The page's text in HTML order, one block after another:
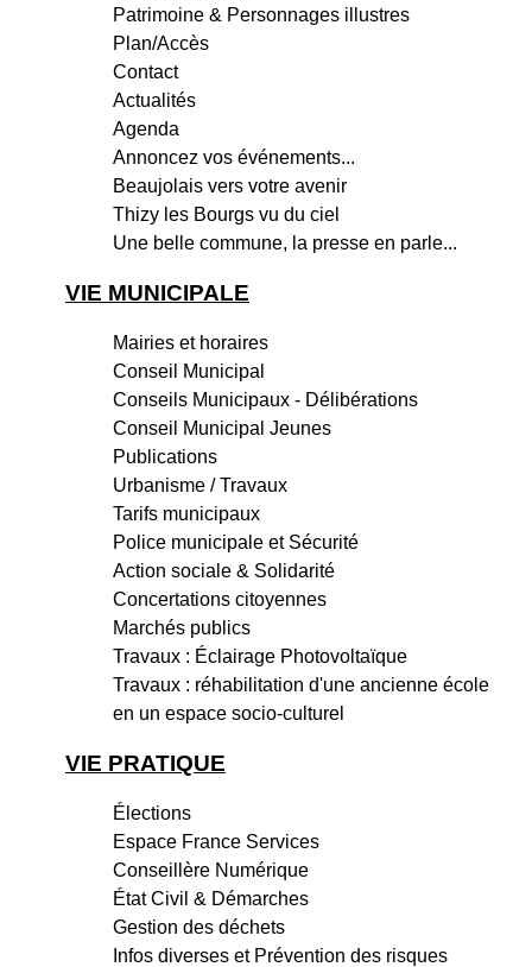
Patrimoine & Personnages illustres
Plan/Accès
Contact
Actualités
Agenda
Annoncez vos événements...
Beaujolais vers votre avenir
Thizy les Bourgs vu du ciel
Une belle commune, la presse en parle...
VIE MUNICIPALE
Mairies et horaires
Conseil Municipal
Conseils Municipaux - Délibérations
Conseil Municipal Jeunes
Publications
Urbanisme / Travaux
Tarifs municipaux
Police municipale et Sécurité
Action sociale & Solidarité
Concertations citoyennes
Marchés publics
Travaux : Éclairage Photovoltaïque
Travaux : réhabilitation d'une ancienne école
en un espace socio-culturel
VIE PRATIQUE
Élections
Espace France Services
Conseillère Numérique
État Civil & Démarches
Gestion des déchets
Infos diverses et Prévention des risques